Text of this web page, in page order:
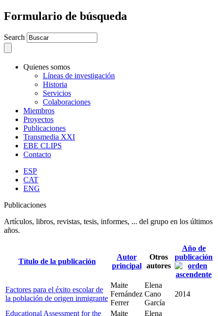
Formulario de búsqueda
Search
Quienes somos
Líneas de investigación
Historia
Servicios
Colaboraciones
Miembros
Proyectos
Publicaciones
Transmedia XXI
EBE CLIPS
Contacto
ESP
CAT
ENG
Publicaciones
Artículos, libros, revistas, tesis, informes, ... del grupo en los últimos
años.
Título de la publicación
Autor
principal
Otros
autores
Año de
publicación
Factores para el éxito escolar de
la población de origen inmigrante
Maite
Fernández
Ferrer
Elena
Cano
García
2014
Educational Assessment for the
Maite
Elena